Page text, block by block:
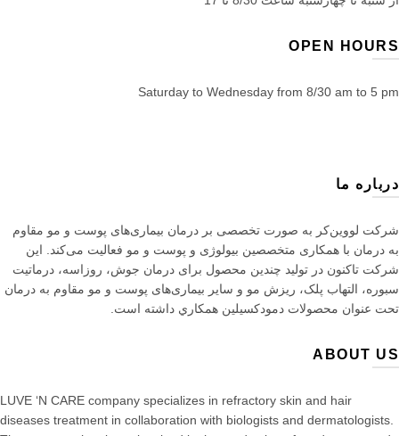
OPEN HOURS
Saturday to Wednesday from 8/30 am to 5 pm
درباره ما
شرکت لووین‌کر به صورت تخصصی بر درمان بیماری‌های پوست و مو مقاوم
به درمان با همکاری متخصصین بیولوژی و پوست و مو فعالیت می‌کند. این
شرکت تاکنون در توليد چندین محصول برای درمان جوش، روزاسه، درماتيت
سبوره، التهاب پلک، ریزش مو و سایر بیماری‌های پوست و مو مقاوم به درمان
تحت عنوان محصولات دمودکسیلین همكاري داشته است.
ABOUT US
LUVE ‘N CARE company specializes in refractory skin and hair
diseases treatment in collaboration with biologists and dermatologists.